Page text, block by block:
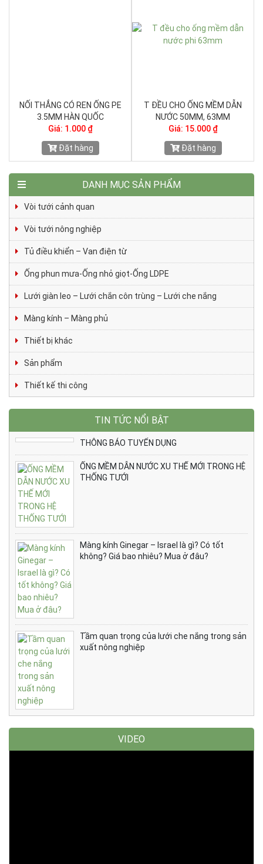
NỐI THẲNG CÓ REN ỐNG PE
3.5MM HÀN QUỐC
Giá: 1.000 ₫
Đặt hàng
T ĐỀU CHO ỐNG MỀM DẪN
NƯỚC 50MM, 63MM
Giá: 15.000 ₫
Đặt hàng
DANH MỤC SẢN PHẨM
Vòi tưới cảnh quan
Vòi tưới nông nghiệp
Tủ điều khiển – Van điện từ
Ống phun mưa-Ống nhỏ giọt-Ống LDPE
Lưới giàn leo – Lưới chắn côn trùng – Lưới che nắng
Màng kính – Màng phủ
Thiết bị khác
Sản phẩm
Thiết kế thi công
TIN TỨC NỔI BẬT
THÔNG BÁO TUYỂN DỤNG
ỐNG MỀM DẪN NƯỚC XU THẾ MỚI TRONG HỆ
THỐNG TƯỚI
Màng kính Ginegar – Israel là gì? Có tốt
không? Giá bao nhiêu? Mua ở đâu?
Tầm quan trọng của lưới che nắng trong sản
xuất nông nghiệp
VIDEO